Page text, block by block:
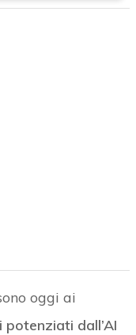
oggi ai
dall’AI